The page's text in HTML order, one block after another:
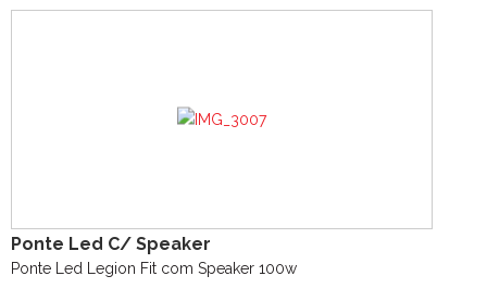
Ponte Led C/ Speaker
Ponte Led Legion Fit com Speaker 100w